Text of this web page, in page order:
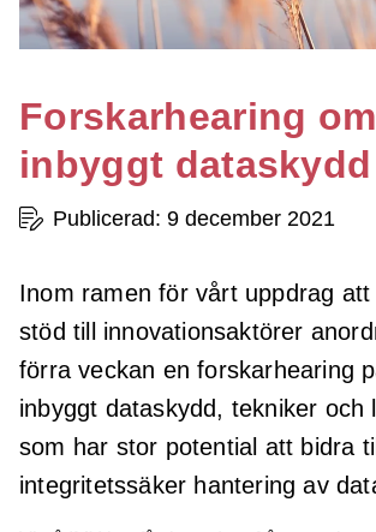
Forskarhearing om
inbyggt dataskydd
Publicerad: 9 december 2021
Inom ramen för vårt uppdrag
stöd till innovationsaktörer
förra veckan en forskarhearing
inbyggt dataskydd, tekniker och
som har stor potential att bidra
integritetssäker hantering av